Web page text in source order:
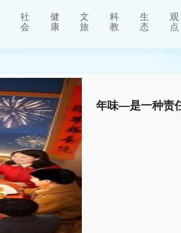
社
会
健
康
文
旅
科
教
生
态
观
点
年味—是一种责